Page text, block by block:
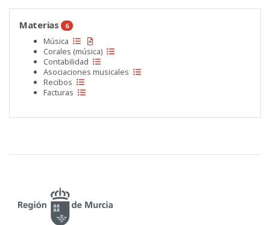
Materias 6
Música
Corales (música)
Contabilidad
Asociaciones musicales
Recibos
Facturas